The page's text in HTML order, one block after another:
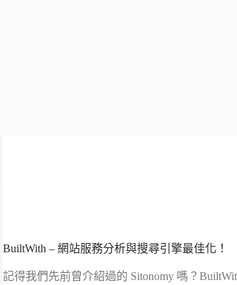
BuiltWith – 網站服務分析與搜尋引擎最佳化！
記得我們先前曾介紹過的 Sitonomy 嗎？